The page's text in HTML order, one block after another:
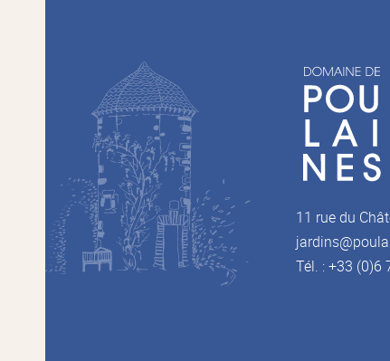
11 rue du
Tél. : +33 (0)6